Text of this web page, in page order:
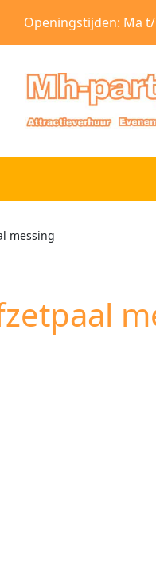
Openingstijden: Ma t/
messing